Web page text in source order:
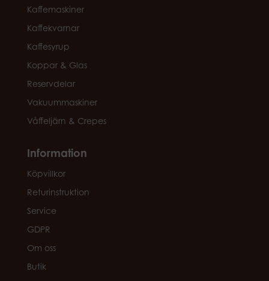
Kaffemaskiner
Kaffekvarnar
Kaffesyrup
Koppar & Glas
Reservdelar
Vakuummaskiner
Våffeljärn & Crepes
Information
Köpvillkor
Returinstruktion
Service
GDPR
Om oss
Butik